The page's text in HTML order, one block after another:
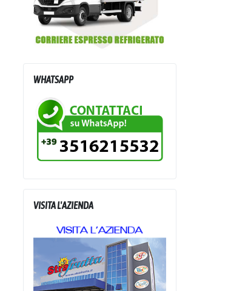
WHATSAPP
VISITA L'AZIENDA